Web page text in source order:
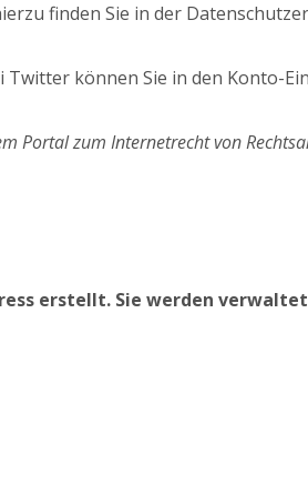
finden Sie in der
können Sie in den Konto-
Portal zum Internetrecht von
erstellt. Sie werden